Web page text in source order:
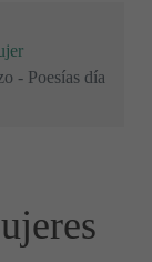
- Poesías día